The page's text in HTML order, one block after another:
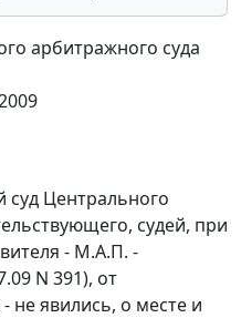
арбитражного суда
Центрального
судей, при
- М.А.П. -
N 391), от
не явились, о месте и